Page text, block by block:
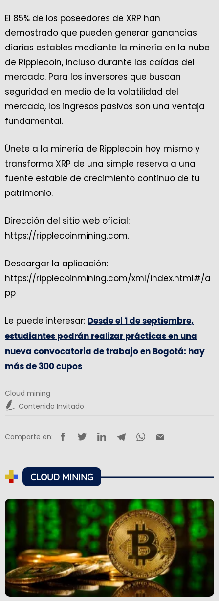
El 85% de los poseedores de XRP han
demostrado que pueden generar ganancias
diarias estables mediante la minería en la nube
de Ripplecoin, incluso durante las caídas del
mercado. Para los inversores que buscan
seguridad en medio de la volatilidad del
mercado, los ingresos pasivos son una ventaja
fundamental.
Únete a la minería de Ripplecoin hoy mismo y
transforma XRP de una simple reserva a una
fuente estable de crecimiento continuo de tu
patrimonio.
Dirección del sitio web oficial:
https://ripplecoinmining.com.
Descargar la aplicación:
https://ripplecoinmining.com/xml/index.html#/a
pp
Le puede interesar: Desde el 1 de septiembre,
estudiantes podrán realizar prácticas en una
nueva convocatoria de trabajo en Bogotá: hay
más de 300 cupos
Cloud mining
Contenido Invitado
Comparte en:
CLOUD MINING